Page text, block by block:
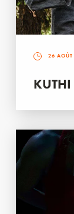
26 AOÛT
KUTHI